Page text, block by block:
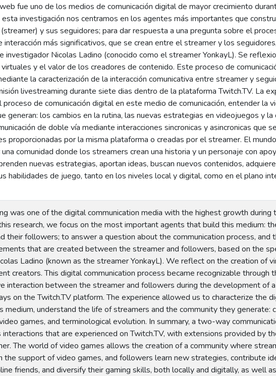
fue uno de los medios de comunicación digital de mayor crecimiento
esta investigación nos centramos en los agentes más importantes que
y sus seguidores; para dar respuesta a una pregunta sobre el
más significativos, que se crean entre el streamer y los
investigador Nicolas Ladino (conocido como el streamer YonkayL). Se
y el valor de los creadores de contenido. Este proceso de
la caracterización de la interacción comunicativa entre streamer y
livestreaming durante siete dias dentro de la plataforma Twitch.TV. La
proceso de comunicación digital en este medio de comunicación, entender la
generan: los cambios en la rutina, las nuevas estrategias en videojuegos y
de doble vía mediante interacciones sincronicas y asincronicas que
proporcionadas por la misma plataforma o creadas por el streamer. El
comunidad donde los streamers crean una historia y un personaje con
nuevas estrategias, aportan ideas, buscan nuevos contenidos,
habilidades de juego, tanto en los niveles local y digital, como en el plano
was one of the digital communication media with the highest growth during
research, we focus on the most important agents that build this medium:
their followers; to answer a question about the communication process, and
that are created between the streamer and followers, based on the
Ladino (known as the streamer YonkayL). We reflect on the creation of
creators. This digital communication process became recognizable through
interaction between the streamer and followers during the development of
on the Twitch.TV platform. The experience allowed us to characterize the
medium, understand the life of streamers and the community they generate:
games, and terminological evolution. In summary, a two-way
interactions that are experienced on Twitch.TV, with extensions provided by
The world of video games allows the creation of a community where
the support of video games, and followers learn new strategies, contribute
friends, and diversify their gaming skills, both locally and digitally, as well